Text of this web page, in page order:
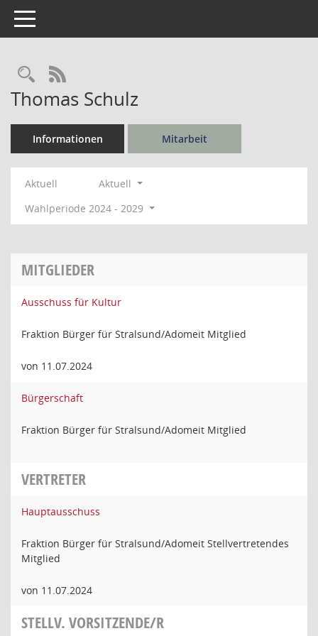
Toggle navigation
Rechercheauswahl
RSS-Feed
Thomas Schulz
Informationen Mitarbeit
Aktuell
Aktuell
Wahlperiode 2024 - 2029
MITGLIEDER
Ausschuss für Kultur
Fraktion Bürger für Stralsund/Adomeit Mitglied
von 11.07.2024
Bürgerschaft
Fraktion Bürger für Stralsund/Adomeit Mitglied
VERTRETER
Hauptausschuss
Fraktion Bürger für Stralsund/Adomeit Stellvertretendes
Mitglied
von 11.07.2024
STELLV. VORSITZENDE/R